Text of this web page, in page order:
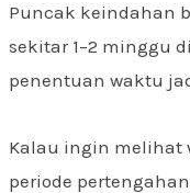
Puncak keindahan
sekitar 1–2 minggu
penentuan waktu
Kalau ingin melihat
periode